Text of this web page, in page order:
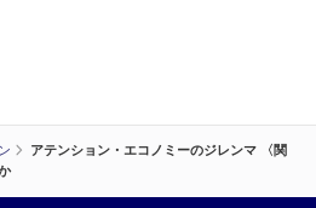
アテンション・エコノミーのジレンマ 〈関